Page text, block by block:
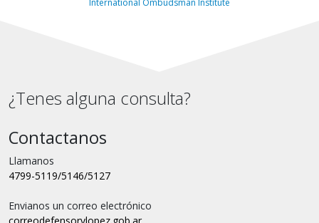
International Ombudsman Institute
¿Tenes alguna consulta?
Contactanos
Llamanos
4799-5119/5146/5127
Envianos un correo electrónico